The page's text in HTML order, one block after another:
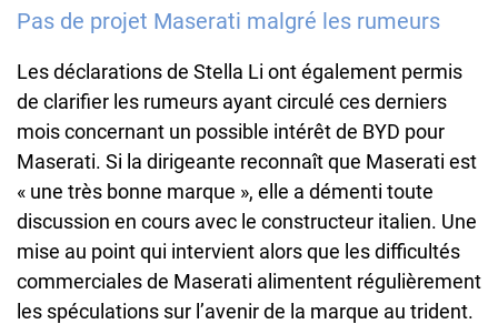
Pas de projet Maserati malgré les rumeurs
Les déclarations de Stella Li ont également permis
de clarifier les rumeurs ayant circulé ces derniers
mois concernant un possible intérêt de BYD pour
Maserati. Si la dirigeante reconnaît que Maserati est
« une très bonne marque », elle a démenti toute
discussion en cours avec le constructeur italien. Une
mise au point qui intervient alors que les difficultés
commerciales de Maserati alimentent régulièrement
les spéculations sur l’avenir de la marque au trident.